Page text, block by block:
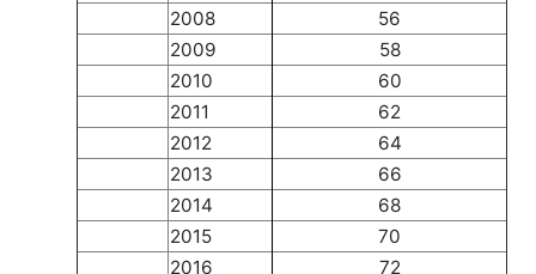
2008
56
2009
58
2010
60
2011
62
2012
64
2013
66
2014
68
2015
70
2016
72